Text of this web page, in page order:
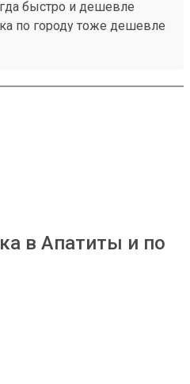
быстро и дешевле
по городу тоже дешевле
в Апатиты и по